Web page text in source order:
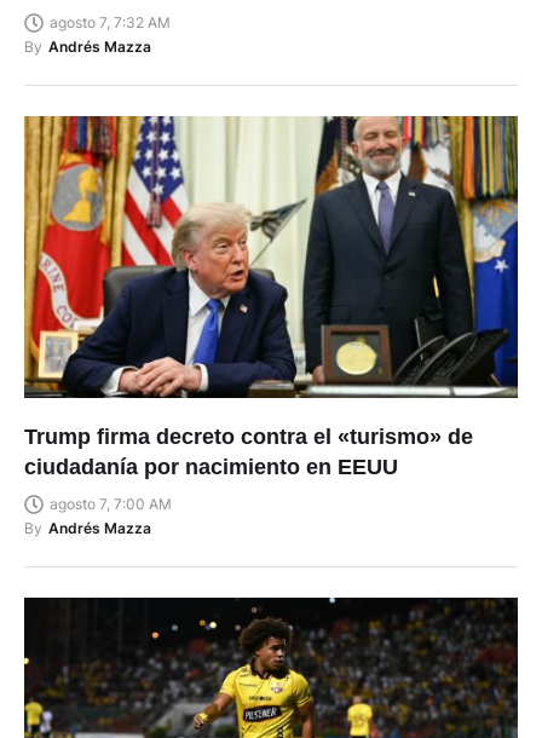
agosto 7, 7:32 AM
By Andrés Mazza
Trump firma decreto contra el «turismo» de
ciudadanía por nacimiento en EEUU
agosto 7, 7:00 AM
By Andrés Mazza